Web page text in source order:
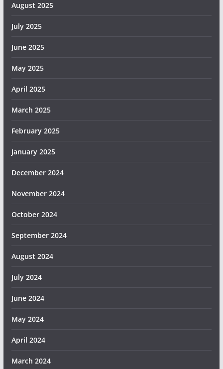
August 2025
July 2025
June 2025
May 2025
April 2025
March 2025
February 2025
January 2025
December 2024
November 2024
October 2024
September 2024
August 2024
July 2024
June 2024
May 2024
April 2024
March 2024